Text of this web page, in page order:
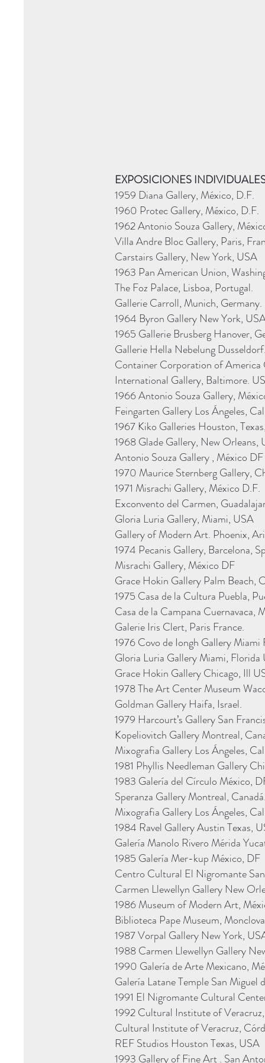
EXPOSICIONES
1959 Diana Gallery, México, D.F.
1960 Protec Gallery, México, D.F.
1962 Antonio Souza Gallery,
Villa Andre Bloc Gallery, Paris,
Carstairs Gallery, New York, USA
1963 Pan American Union,
The Foz Palace, Lisboa, Portugal.
Gallerie Carroll, Munich, Germany.
1964 Byron Gallery New York,
1965 Gallerie Brusberg Hanover,
Gallerie Hella Nebelung
Container Corporation of America
International Gallery, Baltimore.
1966 Antonio Souza Gallery,
Feingarten Gallery Los Ángeles,
1967 Kiko Galleries Houston,
1968 Glade Gallery, New Orleans,
Antonio Souza Gallery , México DF
1970 Maurice Sternberg Gallery,
1971 Misrachi Gallery, México D.F.
Exconvento del Carmen,
Gloria Luria Gallery, Miami, USA
Gallery of Modern Art. Phoenix,
1974 Pecanis Gallery, Barcelona,
Misrachi Gallery, México DF
Grace Hokin Gallery Palm Beach,
1975 Casa de la Cultura Puebla,
Casa de la Campana Cuernavaca,
Galerie Iris Clert, Paris France.
1976 Covo de Iongh Gallery
Gloria Luria Gallery Miami, Florida
Grace Hokin Gallery Chicago, Ill
1978 The Art Center Museum
Goldman Gallery Haifa, Israel.
1979 Harcourt’s Gallery San
Kopeliovitch Gallery Montreal,
Mixografia Gallery Los Ángeles,
1981 Phyllis Needleman Gallery
1983 Galería del Círculo México,
Speranza Gallery Montreal,
Mixografia Gallery Los Ángeles,
1984 Ravel Gallery Austin Texas,
Galería Manolo Rivero Mérida
1985 Galería Mer-kup México, DF
Centro Cultural El Nigromante
Carmen Llewellyn Gallery New
1986 Museum of Modern Art,
Biblioteca Pape Museum,
1987 Vorpal Gallery New York,
1988 Carmen Llewellyn Gallery
1990 Galería de Arte Mexicano,
Galería Latane Temple San
1991 El Nigromante Cultural
1992 Cultural Institute of
Cultural Institute of Veracruz,
REF Studios Houston Texas, USA
1993 Gallery of Fine Art . San